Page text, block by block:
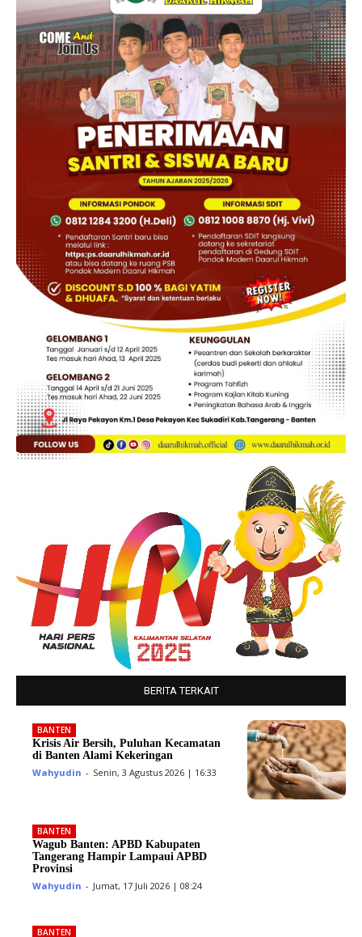
BERITA TERKAIT
BANTEN
Krisis Air Bersih, Puluhan Kecamatan
di Banten Alami Kekeringan
Wahyudin - Senin, 3 Agustus 2026 | 16:33
BANTEN
Wagub Banten: APBD Kabupaten
Tangerang Hampir Lampaui APBD
Provinsi
Wahyudin - Jumat, 17 Juli 2026 | 08:24
BANTEN